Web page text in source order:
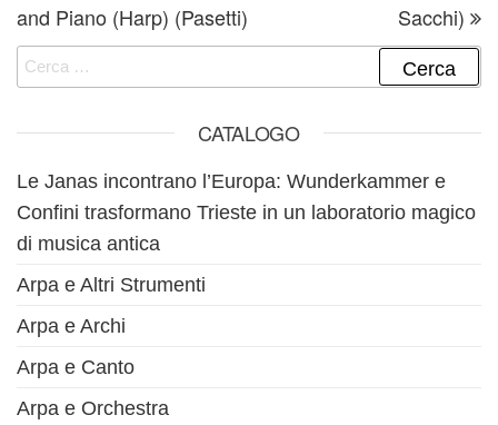
and Piano (Harp) (Pasetti)
Sacchi)
Ricerca per:
CATALOGO
Le Janas incontrano l’Europa: Wunderkammer e
Confini trasformano Trieste in un laboratorio magico
di musica antica
Arpa e Altri Strumenti
Arpa e Archi
Arpa e Canto
Arpa e Orchestra